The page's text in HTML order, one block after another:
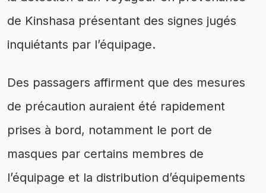
de Kinshasa présentant des signes jugés
inquiétants par l’équipage.
Des passagers affirment que des mesures
de précaution auraient été rapidement
prises à bord, notamment le port de
masques par certains membres de
l’équipage et la distribution d’équipements